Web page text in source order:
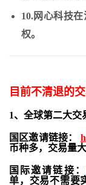
10.网心科技
权。
目前不清退的
1、全球第二大交
国区邀请链接：
币种多，交易量大
国际邀请链接：
单，交易不需要